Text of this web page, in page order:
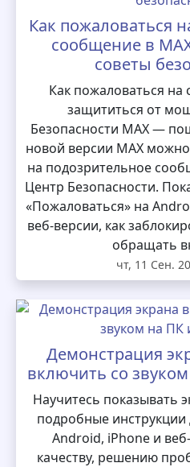
Как пожаловаться
сообщение в
советы
Как пожаловаться на
защититься от
Безопасности MAX —
новой версии MAX
на подозрительное
Центр Безопасности.
«Пожаловаться» на
веб-версии, как
обращать
чт, 11 Сен.
Демонстрация
включить со
Научитесь показывать
подробные инструкции
Android, iPhone и
качеству, решению